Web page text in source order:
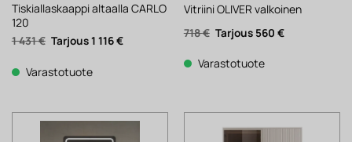
Tiskiallaskaappi altaalla CARLO
120
1 431€ Alkuperäinen
hinta
1
431 €.
1 116€Nykyinen
Varastotuote
Vitriini OLIVER valkoinen
718€ Alkuperäinen
hinta
718 €.
560 €Nykyinen
Varastotuote